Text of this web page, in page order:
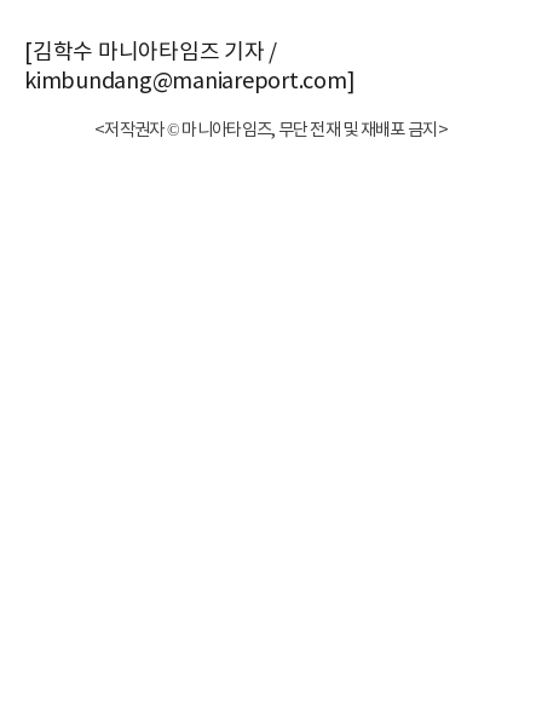
[김학수 마니아타임즈 기자 /
kimbundang@maniareport.com]
<저작권자 © 마니아타임즈, 무단 전재 및 재배포 금지>